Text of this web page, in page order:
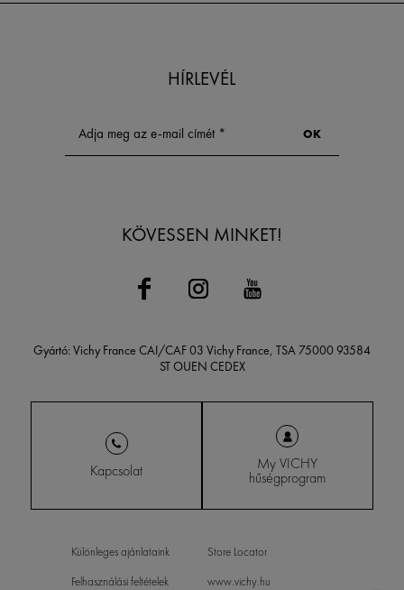
HÍRLEVÉL
KÖVESSEN MINKET!
Gyártó: Vichy France CAI/CAF 03 Vichy France, TSA 75000 93584
ST OUEN CEDEX
Kapcsolat My VICHY
hűségprogram
Különleges ajánlataink
Felhasználási feltételek
Store Locator
www.vichy.hu